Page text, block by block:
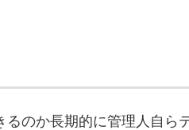
るのか長期的に管理人自ら